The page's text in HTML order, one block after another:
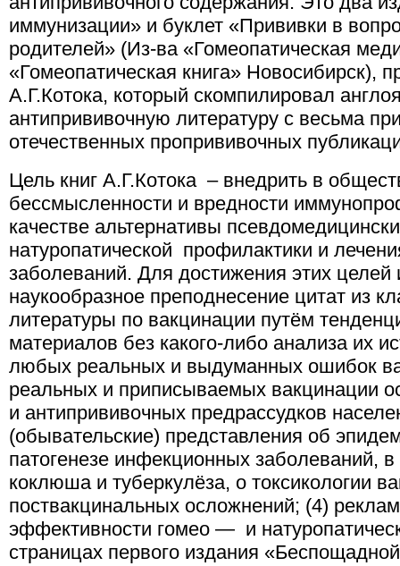
иммунизации» и буклет «Прививки в
родителей» (Из-ва «Гомеопатическая
«Гомеопатическая книга» Новосибирск),
А.Г.Котока, который скомпилировал
антипрививочную литературу с весьма
отечественных пропрививочных
Цель книг А.Г.Котока – внедрить в
бессмысленности и вредности
качестве альтернативы
натуропатической профилактики и
заболеваний. Для достижения этих
наукообразное преподнесение цитат из
литературы по вакцинации путём
материалов без какого-либо анализа их
любых реальных и выдуманных ошибок
реальных и приписываемых вакцинации
и антипрививочных предрассудков
(обывательские) представления об
патогенезе инфекционных заболеваний,
коклюша и туберкулёза, о токсикологии
поствакцинальных осложнений; (4)
эффективности гомео — и
страницах первого издания